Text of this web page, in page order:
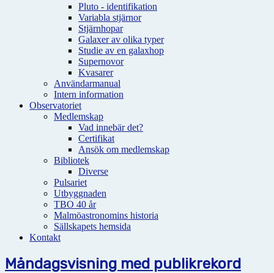
Pluto - identifikation
Variabla stjärnor
Stjärnhopar
Galaxer av olika typer
Studie av en galaxhop
Supernovor
Kvasarer
Användarmanual
Intern information
Observatoriet
Medlemskap
Vad innebär det?
Certifikat
Ansök om medlemskap
Bibliotek
Diverse
Pulsariet
Utbyggnaden
TBO 40 år
Malmöastronomins historia
Sällskapets hemsida
Kontakt
Måndagsvisning med publikrekord